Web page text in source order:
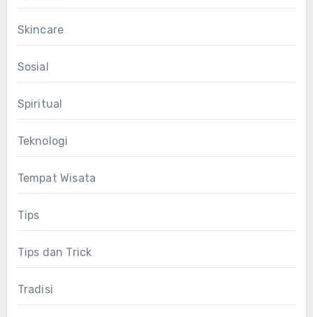
Skincare
Sosial
Spiritual
Teknologi
Tempat Wisata
Tips
Tips dan Trick
Tradisi